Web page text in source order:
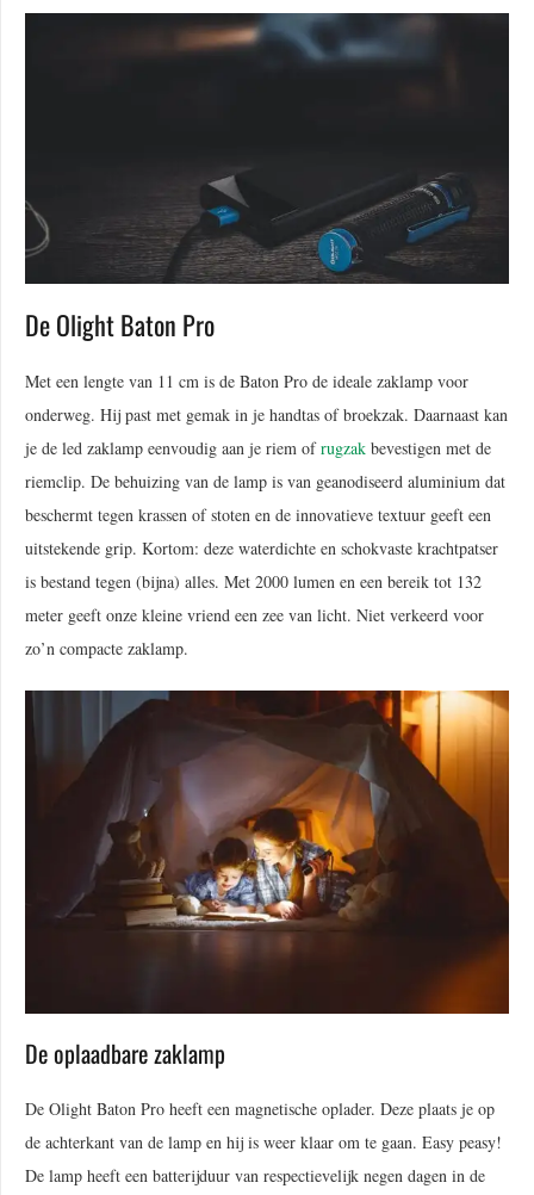
De Olight Baton Pro
Met een lengte van 11 cm is de Baton Pro de ideale zaklamp voor
onderweg. Hij past met gemak in je handtas of broekzak. Daarnaast kan
je de led zaklamp eenvoudig aan je riem ofrugzak bevestigen met de
riemclip. De behuizing van de lamp is van geanodiseerd aluminium dat
beschermt tegen krassen of stoten en de innovatieve textuur geeft een
uitstekende grip. Kortom: deze waterdichte en schokvaste krachtpatser
is bestand tegen (bijna) alles. Met 2000 lumen en een bereik tot 132
meter geeft onze kleine vriend een zee van licht. Niet verkeerd voor
zo’n compacte zaklamp.
De oplaadbare zaklamp
De Olight Baton Pro heeft een magnetische oplader. Deze plaats je op
de achterkant van de lamp en hij is weer klaar om te gaan. Easy peasy!
De lamp heeft een batterijduur van respectievelijk negen dagen in de